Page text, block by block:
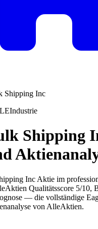
Shipping Inc
Industrie
Shipping
Inc Aktie im
Qualitätsscore 5/10,
— die vollständige
von AlleAktien.